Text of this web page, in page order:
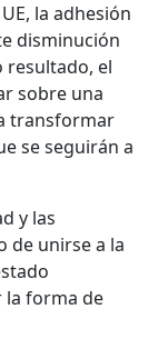
la adhesión
disminución
resultado, el
sobre una
transformar
se seguirán a
y las
de unirse a la
la forma de